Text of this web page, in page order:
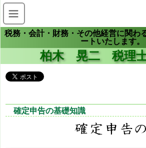
税務・会計・財務・その他経営に関わ
ートいたします。
柏木 晃二 税理
確定申告の基礎知識